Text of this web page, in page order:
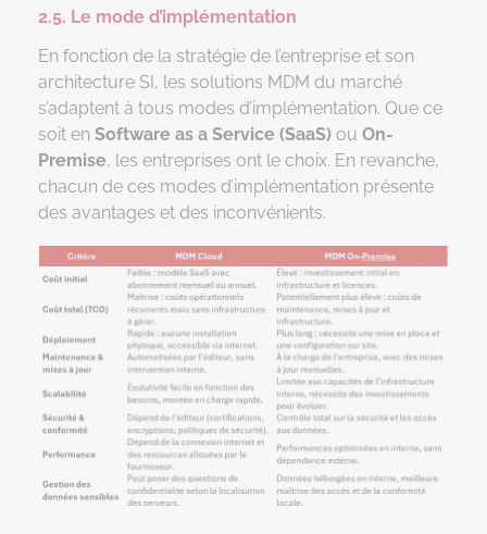
2.5. Le mode d’implémentation
En fonction de la stratégie de l’entreprise et son
architecture SI, les solutions MDM du marché
s’adaptent à tous modes d’implémentation. Que ce
soit en Software as a Service (SaaS) ou On-
Premise, les entreprises ont le choix. En revanche,
chacun de ces modes d’implémentation présente
des avantages et des inconvénients.